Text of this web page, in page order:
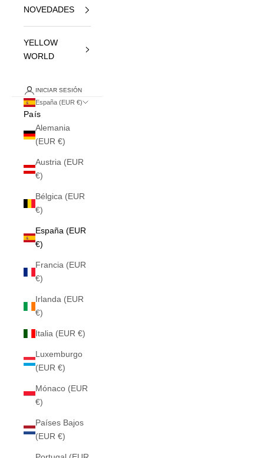
NOVEDADES
YELLOW
WORLD
INICIAR SESIÓN
España (EUR €)
País
Alemania
(EUR €)
Austria (EUR
€)
Bélgica (EUR
€)
España (EUR
€)
Francia (EUR
€)
Irlanda (EUR
€)
Italia (EUR €)
Luxemburgo
(EUR €)
Mónaco (EUR
€)
Países Bajos
(EUR €)